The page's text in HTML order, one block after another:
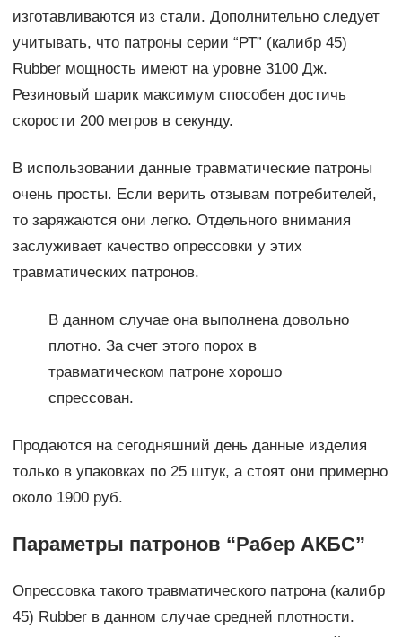
изготавливаются из стали. Дополнительно следует
учитывать, что патроны серии “РТ” (калибр 45)
Rubber мощность имеют на уровне 3100 Дж.
Резиновый шарик максимум способен достичь
скорости 200 метров в секунду.
В использовании данные травматические патроны
очень просты. Если верить отзывам потребителей,
то заряжаются они легко. Отдельного внимания
заслуживает качество опрессовки у этих
травматических патронов.
В данном случае она выполнена довольно
плотно. За счет этого порох в
травматическом патроне хорошо
спрессован.
Продаются на сегодняшний день данные изделия
только в упаковках по 25 штук, а стоят они примерно
около 1900 руб.
Параметры патронов “Рабер АКБС”
Опрессовка такого травматического патрона (калибр
45) Rubber в данном случае средней плотности.